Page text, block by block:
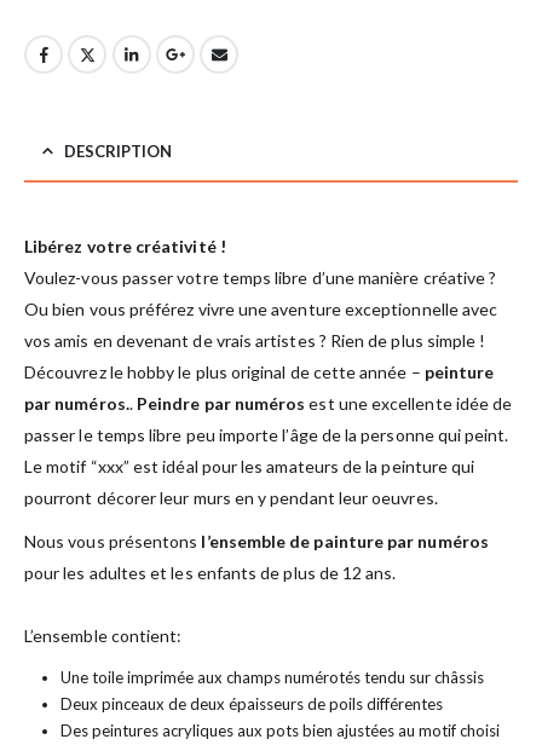
DESCRIPTION
Libérez votre créativité !
Voulez-vous passer votre temps libre d’une manière créative ?
Ou bien vous préférez vivre une aventure exceptionnelle avec
vos amis en devenant de vrais artistes ? Rien de plus simple !
Découvrez le hobby le plus original de cette année – peinture
par numéros.. Peindre par numéros est une excellente idée de
passer le temps libre peu importe l’âge de la personne qui peint.
Le motif “xxx” est idéal pour les amateurs de la peinture qui
pourront décorer leur murs en y pendant leur oeuvres.
Nous vous présentons l’ensemble de painture par numéros
pour les adultes et les enfants de plus de 12 ans.
L’ensemble contient:
Une toile imprimée aux champs numérotés tendu sur châssis
Deux pinceaux de deux épaisseurs de poils différentes
Des peintures acryliques aux pots bien ajustées au motif choisi